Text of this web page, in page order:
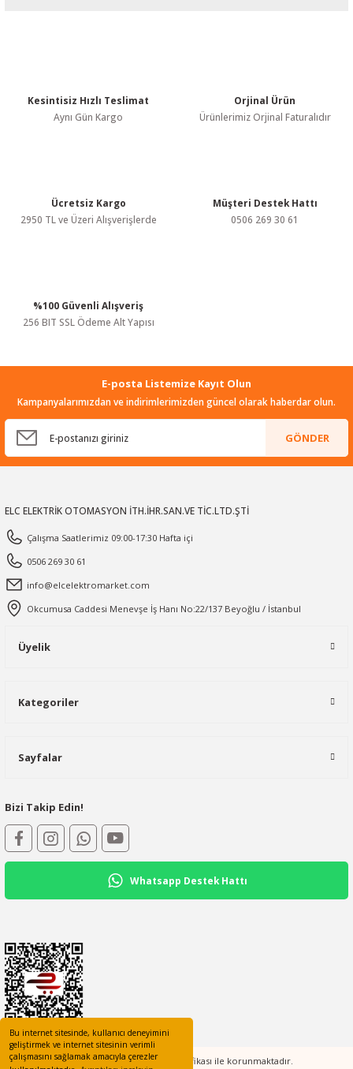
Bu internet sitesinde, kullanıcı deneyimini
geliştirmek ve internet sitesinin verimli
çalışmasını sağlamak amacıyla çerezler
Ürün resmi kalitesiz, bozuk veya görüntülenemiyor.
Bu ürüne benzer farklı alternatifler olmalı.
Kesintisiz Hızlı Teslimat
Aynı Gün Kargo
Orjinal Ürün
Ürünlerimiz Orjinal Faturalıdır
Ücretsiz Kargo
2950 TL ve Üzeri Alışverişlerde
Müşteri Destek Hattı
0506 269 30 61
%100 Güvenli Alışveriş
256 BIT SSL Ödeme Alt Yapısı
E-posta Listemize Kayıt Olun
Kampanyalarımızdan ve indirimlerimizden güncel olarak haberdar olun.
GÖNDER
ELC ELEKTRİK OTOMASYON İTH.İHR.SAN.VE TİC.LTD.ŞTİ
Çalışma Saatlerimiz 09:00-17:30 Hafta içi
0506 269 30 61
info@elcelektromarket.com
Okcumusa Caddesi Menevşe İş Hanı No:22/137 Beyoğlu / İstanbul
Üyelik
Kategoriler
Sayfalar
Bizi Takip Edin!
Whatsapp Destek Hattı
Tüm bilgileriniz 256bit SSL Sertifikası ile korunmaktadır.